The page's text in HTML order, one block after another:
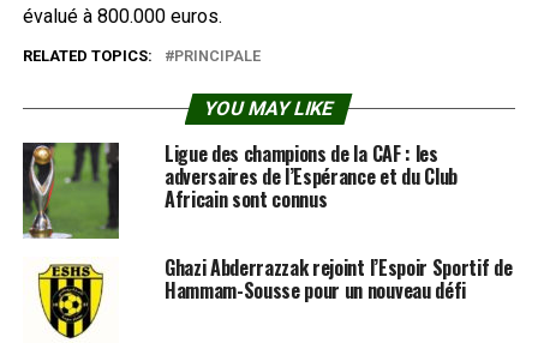
évalué à 800.000 euros.
RELATED TOPICS: PRINCIPALE
YOU MAY LIKE
Ligue des champions de la CAF : les
adversaires de l’Espérance et du Club
Africain sont connus
Ghazi Abderrazzak rejoint l’Espoir Sportif de
Hammam-Sousse pour un nouveau défi